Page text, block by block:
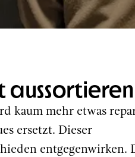
aussortieren
kaum mehr etwas
ersetzt. Dieser
entgegenwirken.